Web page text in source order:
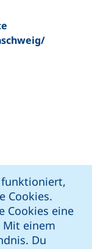
funktioniert,
Cookies.
Cookies eine
Mit einem
Du
Fenster)
wenn Ihr
Programm)
öffnet neues
Link, öffnet
(externer Link,
Seite (externer